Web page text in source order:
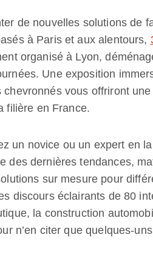
de nouvelles solutions de
à Paris et aux alentours,
organisé à Lyon,
Une exposition
chevronnés vous offriront
filière en France.
un novice ou un expert en
des dernières tendances,
sur mesure pour
discours éclairants de 80
la construction
n’en citer que quelques-